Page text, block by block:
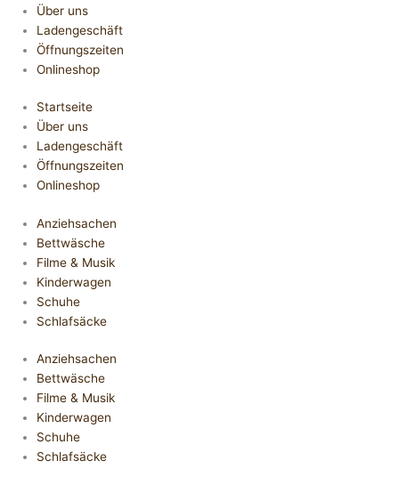
Über uns
Ladengeschäft
Öffnungszeiten
Onlineshop
Startseite
Über uns
Ladengeschäft
Öffnungszeiten
Onlineshop
Anziehsachen
Bettwäsche
Filme & Musik
Kinderwagen
Schuhe
Schlafsäcke
Anziehsachen
Bettwäsche
Filme & Musik
Kinderwagen
Schuhe
Schlafsäcke